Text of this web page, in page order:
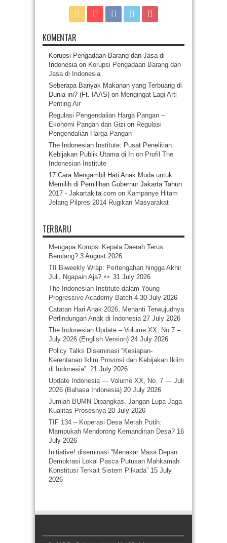
KOMENTAR
Korupsi Pengadaan Barang dan Jasa di
Indonesiaon Korupsi Pengadaan Barang dan
Jasa di Indonesia
Seberapa Banyak Makanan yang Terbuang di
Dunia ini? (Ft. IAAS) on Mengingat Lagi Arti
Penting Air
Regulasi Pengendalian Harga Pangan –
Ekonomi Pangan dan Gizi on Regulasi
Pengendalian Harga Pangan
The Indonesian Institute: Pusat Penelitian
Kebijakan Publik Utama di In on Profil The
Indonesian Institute
17 Cara Mengambil Hati Anak Muda untuk
Memilih di Pemilihan Gubernur Jakarta Tahun
2017 - Jakartakita.com on Kampanye Hitam
Jelang Pilpres 2014 Rugikan Masyarakat
TERBARU
Mengapa Korupsi Kepala Daerah Terus
Berulang? 3 August 2026
TII Biweekly Wrap: Pertengahan hingga Akhir
Juli, Ngapain Aja?
31 July 2026
The Indonesian Institute dalam Young
Progressive Academy Batch 4 30 July 2026
Catatan Hari Anak 2026, Menanti Terwujudnya
Perlindungan Anak di Indonesia 27 July 2026
The Indonesian Update – Volume XX, No.7 –
July 2026 (English Version) 24 July 2026
Policy Talks Diseminasi “Kesiapan-
Kerentanan Iklim Provinsi dan Kebijakan Iklim
di Indonesia”. 21 July 2026
Update Indonesia — Volume XX, No. 7 — Juli
2026 (Bahasa Indonesia) 20 July 2026
Jumlah BUMN Dipangkas, Jangan Lupa Jaga
Kualitas Prosesnya 20 July 2026
TIF 134 – Koperasi Desa Merah Putih:
Mampukah Mendorong Kemandirian Desa? 16
July 2026
Initiative! diseminasi “Menakar Masa Depan
Demokrasi Lokal Pasca Putusan Mahkamah
Konstitusi Terkait Sistem Pilkada” 15 July
2026